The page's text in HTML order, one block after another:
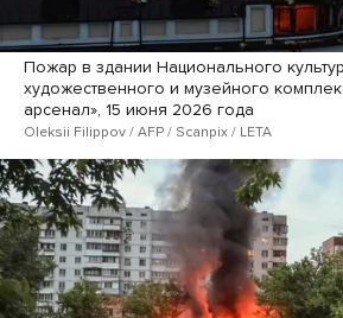
Пожар в здании Национального
художественного и музейного
арсенал», 15 июня 2026 года
Oleksii Filippov / AFP / Scanpix / LETA